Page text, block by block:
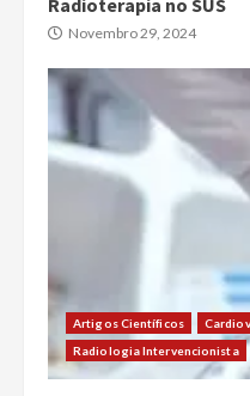
Radioterapia no SUS
Novembro 29, 2024
Artigos Científicos
Radiologia Intervencionista